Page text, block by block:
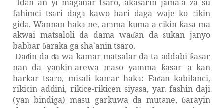
Idan an yi maganar tsaro, akasarin jama`a za su
fahimci tsari daga kawo hari daga waje ko cikin
gida. Wannan haka ne, amma kuma a cikin ƙasa ma
akwai matsaloli da dama waɗan da sukan janyo
babbar ɓaraka ga sha`anin tsaro.
Daɗin-da-ɗa-wa kamar matsalar da ta addabiƙasar
nan da yankin-arewa maso yammaƙasar a kan
harkar tsaro, misali kamar haka: Faɗan kabilanci,
rikicin addini, rikice-rikicen siyasa, yan fashin daji
(yan bindiga) masu garkuwa da mutane,
ɓarayin